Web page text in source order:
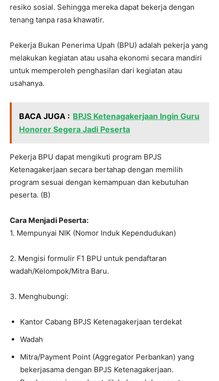
resiko sosial. Sehingga mereka dapat bekerja dengan
tenang tanpa rasa khawatir.
Pekerja Bukan Penerima Upah (BPU) adalah pekerja yang
melakukan kegiatan atau usaha ekonomi secara mandiri
untuk memperoleh penghasilan dari kegiatan atau
usahanya.
BACA JUGA : BPJS Ketenagakerjaan Ingin Guru
Honorer Segera Jadi Peserta
Pekerja BPU dapat mengikuti program BPJS
Ketenagakerjaan secara bertahap dengan memilih
program sesuai dengan kemampuan dan kebutuhan
peserta. (B)
Cara Menjadi Peserta:
1. Mempunyai NIK (Nomor Induk Kependudukan)
2. Mengisi formulir F1 BPU untuk pendaftaran
wadah/Kelompok/Mitra Baru.
3. Menghubungi:
Kantor Cabang BPJS Ketenagakerjaan terdekat
Wadah
Mitra/Payment Point (Aggregator Perbankan) yang
bekerjasama dengan BPJS Ketenagakerjaan.